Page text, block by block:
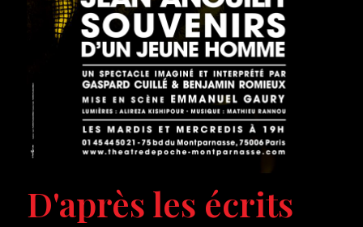
D'après les écrits